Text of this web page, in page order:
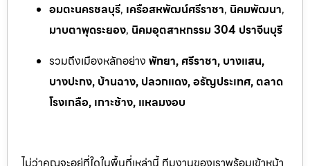
อมตะนครชลบุรี, เครือสหพัฒน์ศรีราชา, นิคมพัฒนา,
มาบตาพุดระยอง, นิคมอุตสาหกรรม 304 ปราจีนบุรี
รวมถึงเมืองหลักอย่าง พัทยา, ศรีราชา, บางแสน,
บางปะกง, บ้านฉาง, ปลวกแดง, อรัญประเทศ, ตลาด
โรงเกลือ, เกาะช้าง, แหลมงอบ